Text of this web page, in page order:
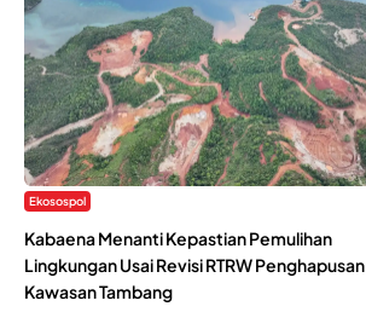
Ekosospol
Kabaena Menanti Kepastian Pemulihan
Lingkungan Usai Revisi RTRW Penghapusan
Kawasan Tambang